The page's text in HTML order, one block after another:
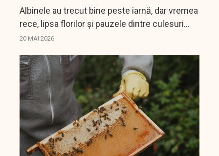
Albinele au trecut bine peste iarnă, dar vremea
rece, lipsa florilor și pauzele dintre culesuri
pun din nou presiune pe apicultori.
20 MAI 2026